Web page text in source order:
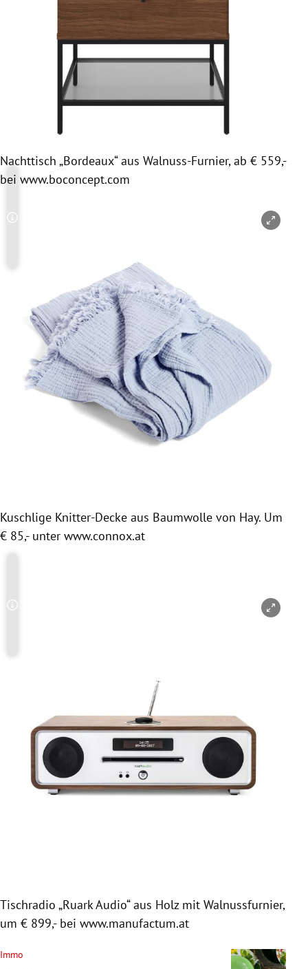
Nachttisch „Bordeaux“ aus Walnuss-Furnier, ab € 559,-
bei www.boconcept.com
Copyright-Hinweis öffnen/schließen
Kuschlige Knitter-Decke aus Baumwolle von Hay. Um
€ 85,- unter www.connox.at
Copyright-Hinweis öffnen/schließen
Tischradio „Ruark Audio“ aus Holz mit Walnussfurnier,
um € 899,- bei www.manufactum.at
Immo